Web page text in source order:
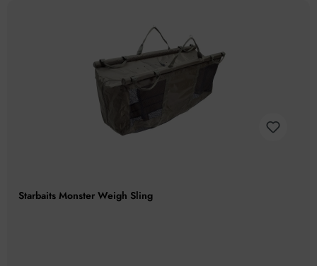
Starbaits Monster Weigh Sling